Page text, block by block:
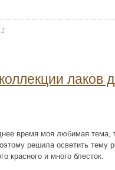
лаков
время моя любимая тема,
решила осветить тему
красного и много блесток.